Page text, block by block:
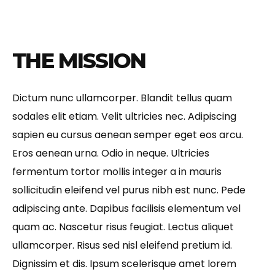
THE MISSION
Dictum nunc ullamcorper. Blandit tellus quam
sodales elit etiam. Velit ultricies nec. Adipiscing
sapien eu cursus aenean semper eget eos arcu.
Eros aenean urna. Odio in neque. Ultricies
fermentum tortor mollis integer a in mauris
sollicitudin eleifend vel purus nibh est nunc. Pede
adipiscing ante. Dapibus facilisis elementum vel
quam ac. Nascetur risus feugiat. Lectus aliquet
ullamcorper. Risus sed nisl eleifend pretium id.
Dignissim et dis. Ipsum scelerisque amet lorem